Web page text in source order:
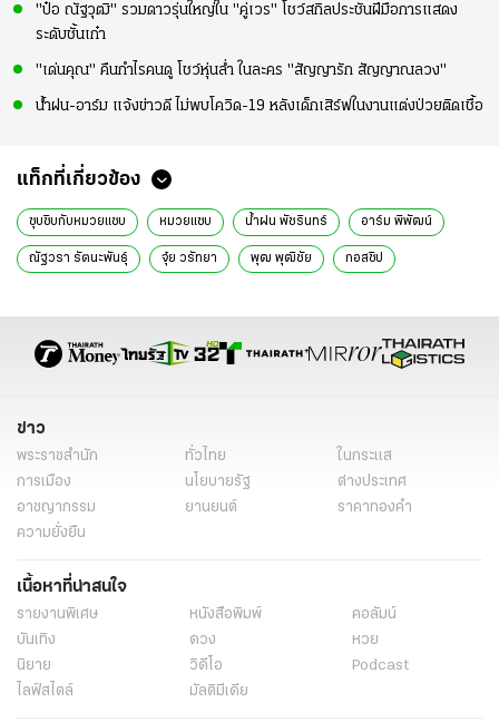
"ป๋อ ณัฐวุฒิ" รวมดาวรุ่นใหญ่ใน "คู่เวร" โชว์สกิลประชันฝีมือการแสดง
ระดับชั้นเก๋า
"เด่นคุณ" คืนกำไรคนดู โชว์หุ่นล่ำ ในละคร "สัญญารัก สัญญาณลวง"
น้ำฝน-อาร์ม แจ้งข่าวดี ไม่พบโควิด-19 หลังเด็กเสิร์ฟในงานแต่งป่วยติดเชื้อ
แท็กที่เกี่ยวข้อง
ซุบซิบกับหมวยแซบ หมวยแซบ น้ำฝน พัชรินทร์ อาร์ม พิพัฒน์
ณัฐวรา รัตนะพันธุ์ จุ๋ย วรัทยา พุฒ พุฒิชัย กอสซิป
ข่าว
พระราชสำนัก ทั่วไทย
ในกระแส
การเมือง
นโยบายรัฐ
ต่างประเทศ
อาชญากรรม
ยานยนต์
ราคาทองคำ
ความยั่งยืน
เนื้อหาที่น่าสนใจ
รายงานพิเศษ หนังสือพิมพ์
คอลัมน์
บันเทิง
ดวง
หวย
นิยาย
วิดีโอ
Podcast
ไลฟ์สไตล์
มัลติมีเดีย